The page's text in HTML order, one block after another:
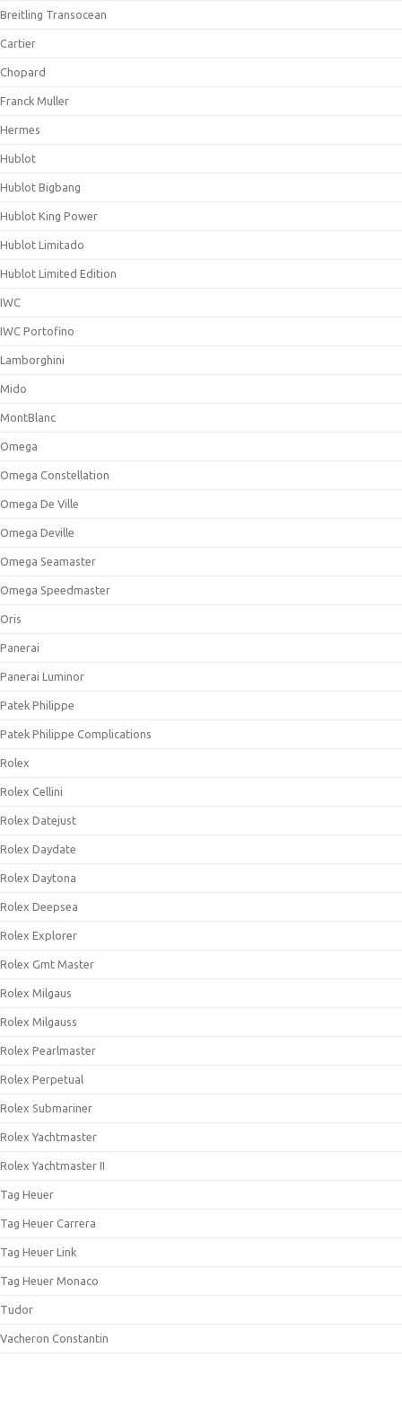
Breitling Transocean
Cartier
Chopard
Franck Muller
Hermes
Hublot
Hublot Bigbang
Hublot King Power
Hublot Limitado
Hublot Limited Edition
IWC
IWC Portofino
Lamborghini
Mido
MontBlanc
Omega
Omega Constellation
Omega De Ville
Omega Deville
Omega Seamaster
Omega Speedmaster
Oris
Panerai
Panerai Luminor
Patek Philippe
Patek Philippe Complications
Rolex
Rolex Cellini
Rolex Datejust
Rolex Daydate
Rolex Daytona
Rolex Deepsea
Rolex Explorer
Rolex Gmt Master
Rolex Milgaus
Rolex Milgauss
Rolex Pearlmaster
Rolex Perpetual
Rolex Submariner
Rolex Yachtmaster
Rolex Yachtmaster II
Tag Heuer
Tag Heuer Carrera
Tag Heuer Link
Tag Heuer Monaco
Tudor
Vacheron Constantin